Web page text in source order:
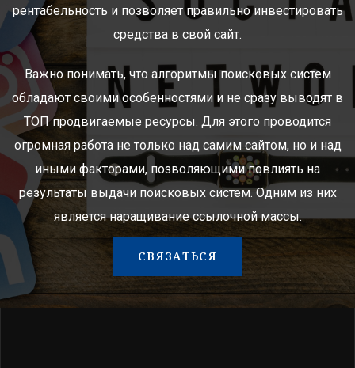
рентабельность и позволяет правильно инвестировать
средства в свой сайт.
Важно понимать, что алгоритмы поисковых систем
обладают своими особенностями и не сразу выводят в
ТОП продвигаемые ресурсы. Для этого проводится
огромная работа не только над самим сайтом, но и над
иными факторами, позволяющими повлиять на
результаты выдачи поисковых систем. Одним из них
является наращивание ссылочной массы.
СВЯЗАТЬСЯ